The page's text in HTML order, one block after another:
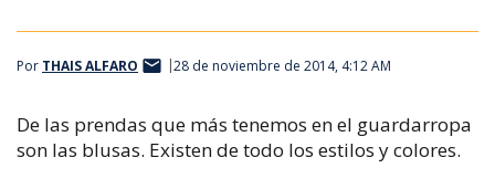
Por THAIS ALFARO 28 de noviembre de 2014, 4:12 AM
De las prendas que más tenemos en el guardarropa
son las blusas. Existen de todo los estilos y colores.